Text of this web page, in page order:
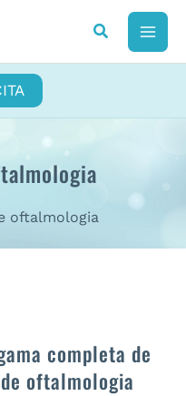
oftalmologia
completa de
oftalmologia